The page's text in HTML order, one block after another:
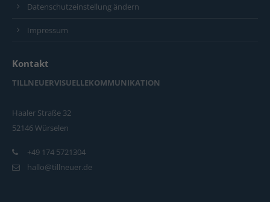
Datenschutzeinstellung ändern
Impressum
Kontakt
TILLNEUERVISUELLEKOMMUNIKATION
Haaler Straße 32
52146 Würselen
+49 174 5721304
hallo@tillneuer.de